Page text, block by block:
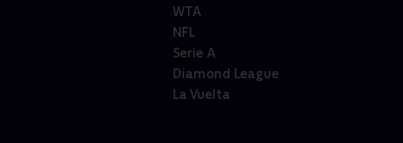
WTA
NFL
Serie A
Diamond League
La Vuelta